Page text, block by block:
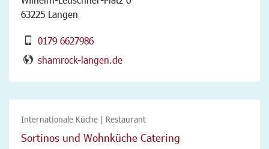
63225 Langen
0179 6627986
shamrock-langen.de
Internationale Küche | Restaurant
Sortinos und Wohnküche Catering